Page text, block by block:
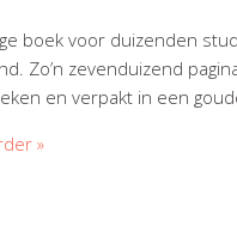
boek voor duizenden
Zo’n zevenduizend
en verpakt in een
»